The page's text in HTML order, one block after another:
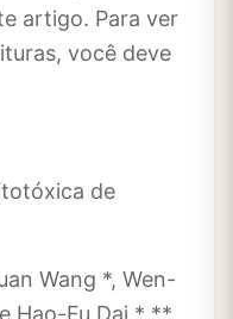
artigo. Para ver
você deve
de
Wang *, Wen-
Hao-Fu Dai * **